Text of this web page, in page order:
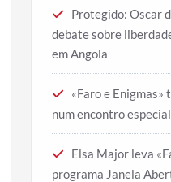
Protegido: Oscar
debate sobre
em Angola
«Faro e
num encontro especial
Elsa Major leva
programa Janela